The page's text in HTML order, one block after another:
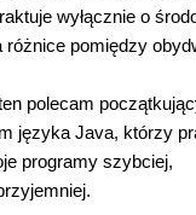
wyłącznie o
różnice pomiędzy
polecam
języka Java, którzy
programy szybciej,